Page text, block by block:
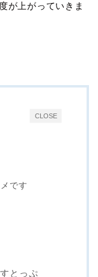
が上がっていきま
CLOSE
です
とっぷ